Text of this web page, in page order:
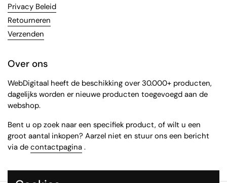
Privacy Beleid
Retourneren
Verzenden
Over ons
WebDigitaal heeft de beschikking over 30.000+ producten,
dagelijks worden er nieuwe producten toegevoegd aan de
webshop.
Bent u op zoek naar een specifiek product, of wilt u een
groot aantal inkopen? Aarzel niet en stuur ons een bericht
via de contactpagina .